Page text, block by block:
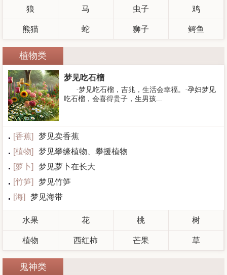
狼 马 虫子 鸡
熊猫 蛇 狮子 鳄鱼
植物类
梦见吃石榴
·梦见吃石榴，吉兆，生活会幸福。·孕妇梦见
吃石榴，会喜得贵子，生男孩...
[香蕉]
梦见卖香蕉
[植物]
梦见攀缘植物、攀援植物
[萝卜]
梦见萝卜在长大
[竹笋]
梦见竹笋
[海] 梦见海带
水果 花 桃 树
植物 西红柿 芒果 草
鬼神类